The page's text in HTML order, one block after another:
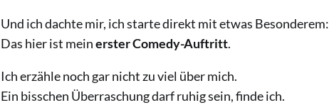
Und ich dachte mir, ich starte direkt mit etwas Besonderem:
Das hier ist meinerster Comedy-Auftritt.
Ich erzähle noch gar nicht zu viel über mich.
Ein bisschen Überraschung darf ruhig sein, finde ich.